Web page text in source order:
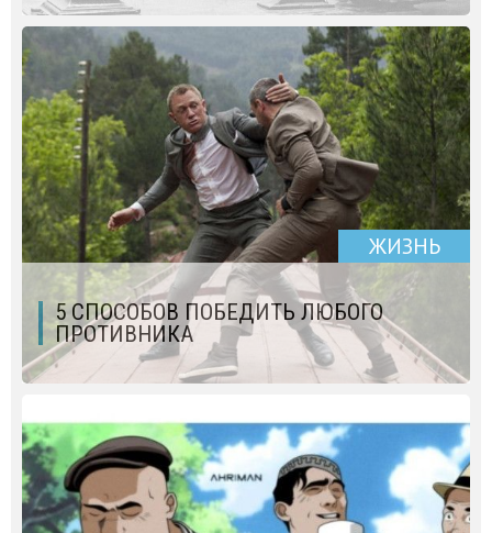
ЖИЗНЬ
5 СПОСОБОВ ПОБЕДИТЬ ЛЮБОГО
ПРОТИВНИКА